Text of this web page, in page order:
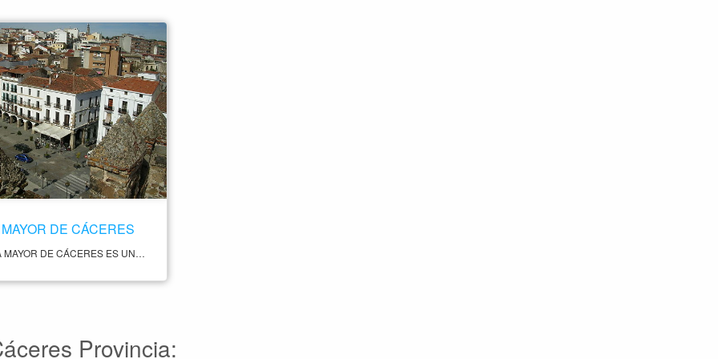
DE CÁCERES
LA PLAZA MAYOR DE CÁCERES ES UNA DE LAS PLAZAS MÁS EMBLEMÁTICAS Y VISITADAS DE LA CIUDAD. SE ENCUENTRA EN PLENO CENTRO HISTÓRICO Y ES UN LUGAR MUY CONCURRIDO POR TURISTAS Y LOCALES POR SU BELLEZA ARQUITECTÓNICA Y SU AMBIENTE ANIMADO. LA PLAZA ESTÁ RODEADA POR EDIFICIOS HISTÓRICOS DE GRAN IMPORTANCIA, COMO EL AYUNTAMIENTO, LA TORRE DEL BUJACO Y LA CASA DE LOS CÁCERES-OVANDO. ESTOS EDIFICIOS DATAN DE DIFERENTES ÉPOCAS, LO QUE LES DA UN GRAN VALOR ARQUITECTÓNICO Y CULTURAL.
Provincia: